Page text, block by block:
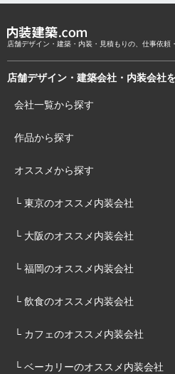
店舗デザイン・建築・内装・見積もりの、仕事依頼
店舗デザイン・建築会社・内装会社
会社一覧から探す
作品から探す
オススメから探す
└ 東京のオススメ内装会社
└ 大阪のオススメ内装会社
└ 福岡のオススメ内装会社
└ 飲食のオススメ内装会社
└ カフェのオススメ内装会社
└ ベーカリーのオススメ内装会社